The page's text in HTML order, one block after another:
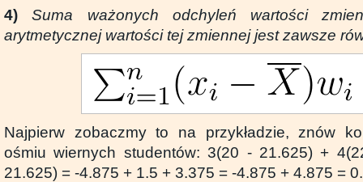
4)
Suma ważonych odchyleń wartości
arytmetycznej wartości tej zmiennej jest zawsze
Najpierw zobaczmy to na przykładzie, znów
ośmiu wiernych studentów: 3(20 - 21.625) +
21.625) = -4.875 + 1.5 + 3.375 = -4.875 + 4.875 = 0.